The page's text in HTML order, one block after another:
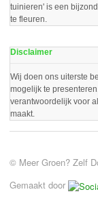
tuinieren' is een
te fleuren.
Disclaimer
Wij doen ons uiterste
mogelijk te
verantwoordelijk voor
maakt.
© Meer Groen? Zelf
Gemaakt door